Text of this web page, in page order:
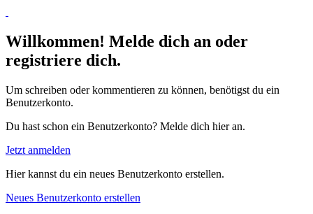
Willkommen! Melde dich an oder
registriere dich.
Um schreiben oder kommentieren zu können, benötigst du ein
Benutzerkonto.
Du hast schon ein Benutzerkonto? Melde dich hier an.
Jetzt anmelden
Hier kannst du ein neues Benutzerkonto erstellen.
Neues Benutzerkonto erstellen